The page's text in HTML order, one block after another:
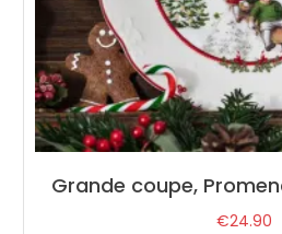
Grande coupe,
€24.90